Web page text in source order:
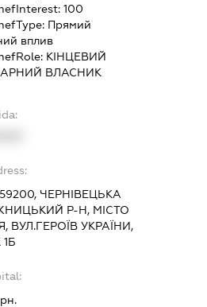
100
Прямий
вплив
КІНЦЕВИЙ
ВЛАСНИК
ЧЕРНІВЕЦЬКА
Р-Н, МІСТО
ВУЛ.ГЕРОЇВ УКРАЇНИ,